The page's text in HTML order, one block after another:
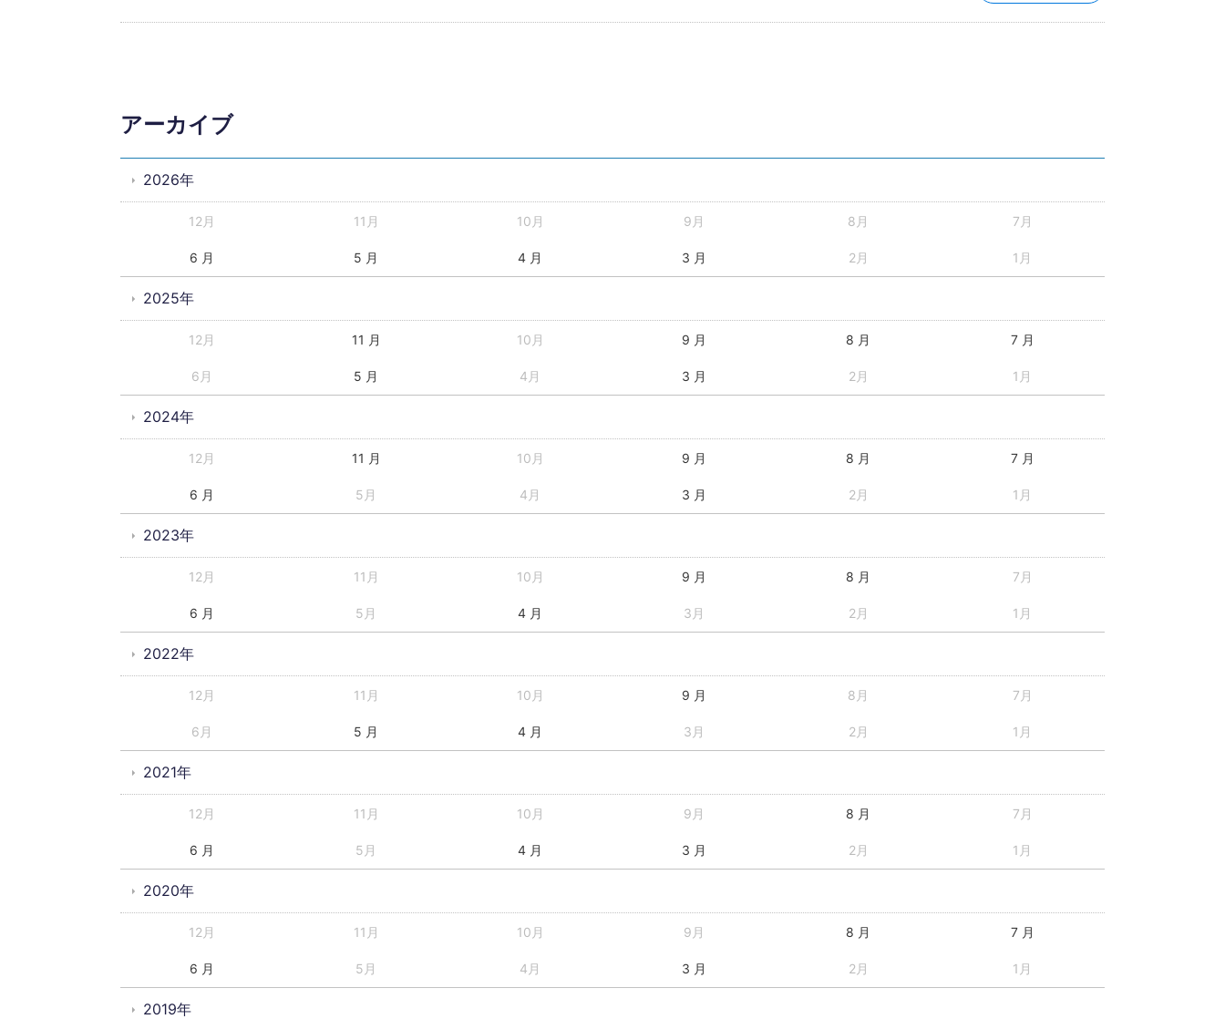
アーカイブ
2026年
12月 11月 10月 9月 8月 7月
6 月 5 月 4 月 3 月 2月 1月
2025年
12月 11 月 10月 9 月 8 月 7 月
6月 5 月 4月 3 月 2月 1月
2024年
12月 11 月 10月 9 月 8 月 7 月
6 月 5月 4月 3 月 2月 1月
2023年
12月 11月 10月 9 月 8 月 7月
6 月 5月 4 月 3月 2月 1月
2022年
12月 11月 10月 9 月 8月 7月
6月 5 月 4 月 3月 2月 1月
2021年
12月 11月 10月 9月 8 月 7月
6 月 5月 4 月 3 月 2月 1月
2020年
12月 11月 10月 9月 8 月 7 月
6 月 5月 4月 3 月 2月 1月
2019年